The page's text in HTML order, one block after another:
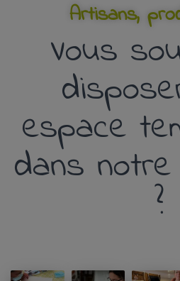
Artisans,
Vous
espace
dans
?